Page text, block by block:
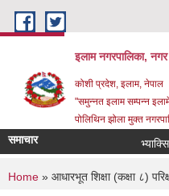
Skip to main content
इलाम नगरपालिका, नगर
कोशी प्रदेश, इलाम, नेपाल
"समुन्नत इलाम सम्पन्न
पोलिथिन झोला मुक्त
समाचार
You are here
Home » आधारभूत शिक्षा (कक्षा ८)